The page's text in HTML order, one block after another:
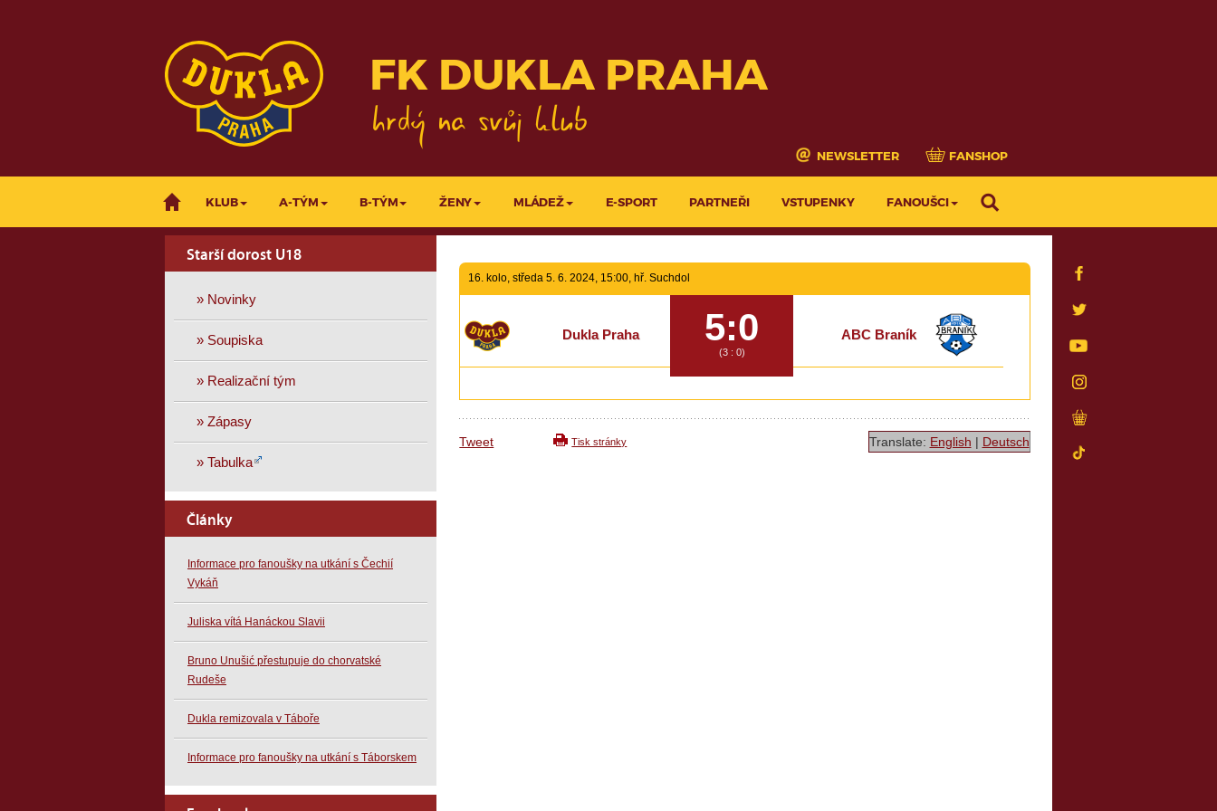
FK DUKLA PRAHA
NEWSLETTER FANSHOP
KLUB A-TÝM B-TÝM ŽENY MLÁDEŽ E-SPORT PARTNEŘI VSTUPENKY FANOUŠCI
16. kolo, středa 5. 6. 2024, 15:00, hř. Suchdol
Dukla Praha 5:0
(3 : 0)
ABC Braník
Tweet Tisk stránky Translate: English | Deutsch
Starší dorost U18
» Novinky
» Soupiska
» Realizační tým
» Zápasy
» Tabulka
Články
Informace pro fanoušky na utkání s Čechií
Vykáň
Juliska vítá Hanáckou Slavii
Bruno Unušić přestupuje do chorvatské
Rudeše
Dukla remizovala v Táboře
Informace pro fanoušky na utkání s Táborskem